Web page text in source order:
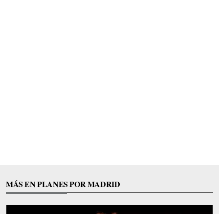
MÁS EN PLANES POR MADRID